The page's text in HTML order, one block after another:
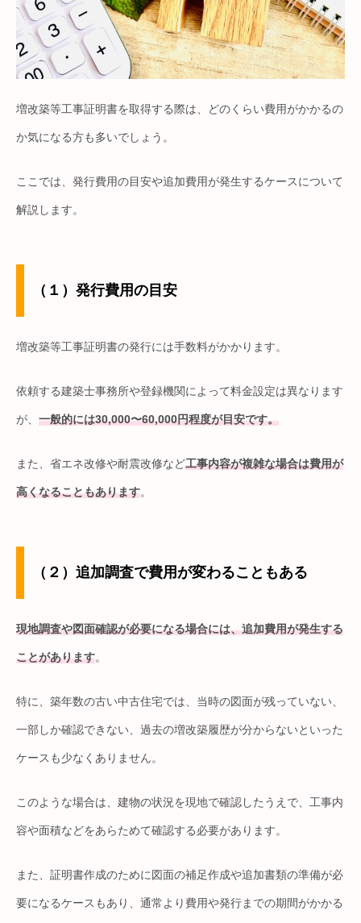
増改築等工事証明書を取得する際は、どのくらい費用がかかるの
か気になる方も多いでしょう。
ここでは、発行費用の目安や追加費用が発生するケースについて
解説します。
（１）発行費用の目安
増改築等工事証明書の発行には手数料がかかります。
依頼する建築士事務所や登録機関によって料金設定は異なります
が、 一般的には30,000〜60,000円程度が目安です。
また、省エネ改修や耐震改修など工事内容が複雑な場合は費用が
高くなることもあります。
（２）追加調査で費用が変わることもある
現地調査や図面確認が必要になる場合には、追加費用が発生する
ことがあります。
特に、築年数の古い中古住宅では、当時の図面が残っていない、
一部しか確認できない、過去の増改築履歴が分からないといった
ケースも少なくありません。
このような場合は、建物の状況を現地で確認したうえで、工事内
容や面積などをあらためて確認する必要があります。
また、証明書作成のために図面の補足作成や追加書類の準備が必
要になるケースもあり、通常より費用や発行までの期間がかかる